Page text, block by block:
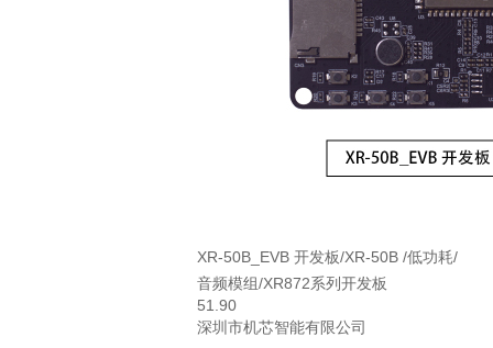
XR-50B_EVB 开发板/XR-50B /低功耗/
音频模组/XR872系列开发板
51.90
深圳市机芯智能有限公司